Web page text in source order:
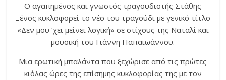
Ο αγαπημένος και γνωστός τραγουδιστής Στάθης
Ξένος κυκλοφορεί το νέο του τραγούδι με γενικό τίτλο
«Δεν μου ‘χει μείνει λογική» σε στίχους της Ναταλί και
μουσική του Γιάννη Παπαϊωάννου.
Μια ερωτική μπαλάντα που ξεχώρισε από τις πρώτες
κιόλας ώρες της επίσημης κυκλοφορίας της με τον